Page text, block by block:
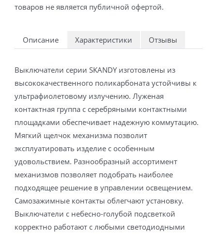
товаров не является публичной офертой.
Описание Характеристики Отзывы
Выключатели серии SKANDY изготовлены из
высококачественного поликарбоната устойчивы к
ультрафиолетовому излучению. Луженая
контактная группа с серебряными контактными
площадками обеспечивает надежную коммутацию.
Мягкий щелчок механизма позволит
эксплуатировать изделие с особенным
удовольствием. Разнообразный ассортимент
механизмов позволяет подобрать наиболее
подходящее решение в управлении освещением.
Самозажимные контакты облегчают установку.
Выключатели с небесно-голубой подсветкой
корректно работают с любыми светодиодными